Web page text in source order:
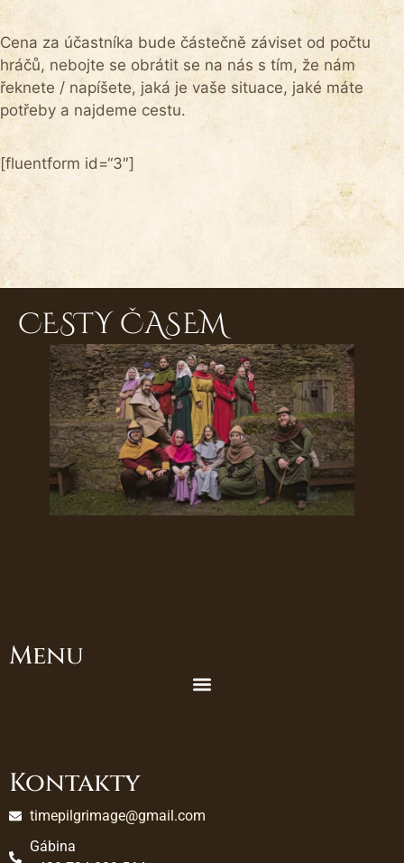
Cena za účastníka bude částečně záviset od počtu
hráčů, nebojte se obrátit se na nás s tím, že nám
řeknete / napíšete, jaká je vaše situace, jaké máte
potřeby a najdeme cestu.
[fluentform id=“3″]
CESTY ČASEM
Menu
Kontakty
timepilgrimage@gmail.com
Gábina